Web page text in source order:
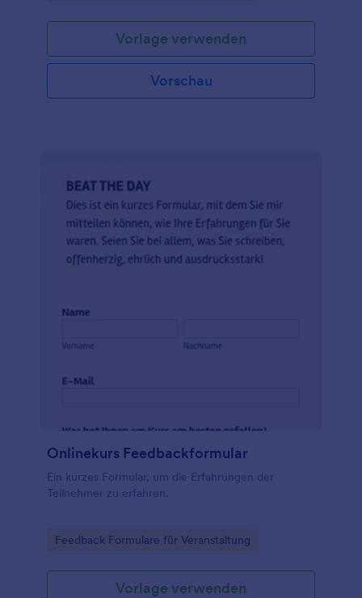
Feedback von Ihren Gästen zu sammeln! Passen Sie
das Formular einfach an Ihre Party an und betten
Sie es auf Ihrer Website ein oder teilen Sie es mit
einem Link - Sie können die Antworten sogar auf
Ihren Computer oder Ihr Tablet herunterladen, um
Konten speichern, Fotos einbinden oder das
Formular einfach nur so gestalten möchten, dass es
mehr wie Ihr eigenes aussieht, können Sie unseren
kostenlosen Formulargenerator verwenden, um dies
leistungsstarken Integrationen nutzen, um Ihre
Nehmen Sie den Stress aus der Partyplanung, indem
online Feedback sammeln.
Vorlage verwenden
Vorschau
Onlinekurs Feedbackformular
Ein kurzes Formular, um die Erfahrungen der
Teilnehmer zu erfahren.
Go to Category:
Feedback Formulare für Veranstaltung
Vorlage verwenden